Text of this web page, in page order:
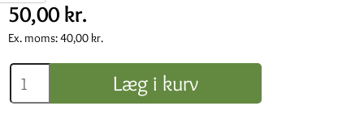
50,00 kr.
Ex. moms:40,00 kr.
Læg i kurv